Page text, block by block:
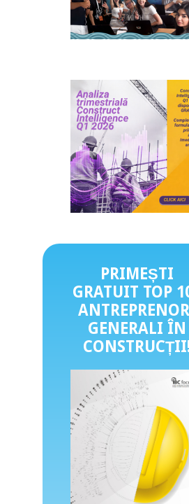
PRIMEȘTI
GRATUIT TOP
GENERALI ÎN
CONSTRUCȚII